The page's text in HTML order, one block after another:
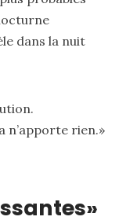
dans la nuit
n’apporte rien.»